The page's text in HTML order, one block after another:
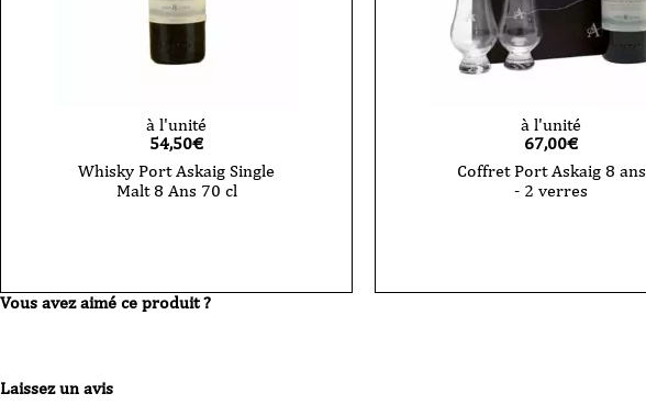
à l'unité
54,50€
Whisky Port Askaig Single
Malt 8 Ans 70 cl
Askaig
Single
cl
à l'unité
67,00€
Coffret Port Askaig 8 ans
- 2 verres
Vous avez aimé ce produit ?
Laissez un avis